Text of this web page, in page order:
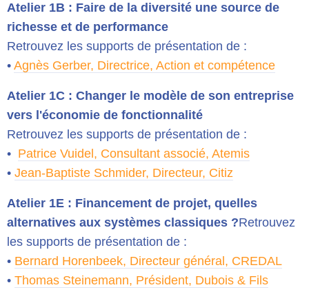
Atelier 1B : Faire de la diversité une source de
richesse et de performance
Retrouvez les supports de présentation de :
• Agnès Gerber, Directrice, Action et compétence
Atelier 1C : Changer le modèle de son entreprise
vers l'économie de fonctionnalité
Retrouvez les supports de présentation de :
• Patrice Vuidel, Consultant associé, Atemis
• Jean-Baptiste Schmider, Directeur, Citiz
Atelier 1E : Financement de projet, quelles
alternatives aux systèmes classiques ?Retrouvez
les supports de présentation de :
• Bernard Horenbeek, Directeur général, CREDAL
• Thomas Steinemann, Président, Dubois & Fils